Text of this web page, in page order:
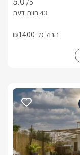
החל מ- ₪1400